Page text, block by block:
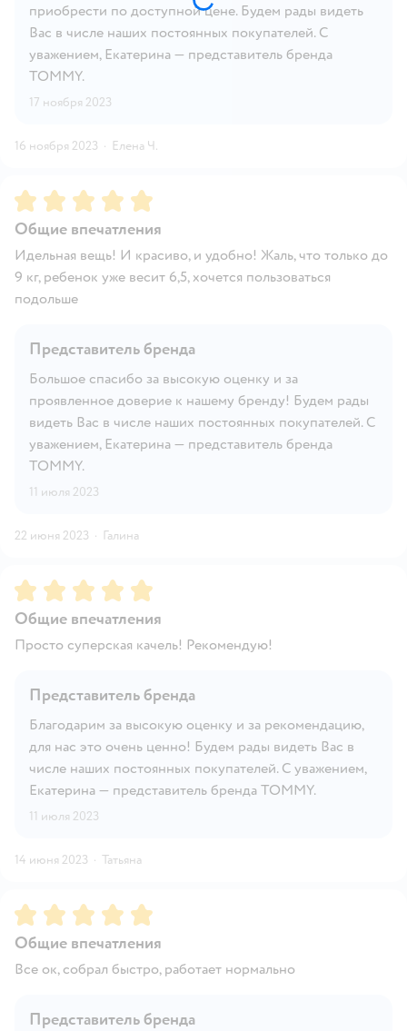
приобрести по доступной цене. Будем рады видеть
Вас в числе наших постоянных покупателей. С
уважением, Екатерина — представитель бренда
TOMMY.
17 ноября 2023
16 ноября 2023 · Елена Ч.
Рейтинг:5
Общие впечатления
Идельная вещь! И красиво, и удобно! Жаль, что только до
9 кг, ребенок уже весит 6,5, хочется пользоваться
подольше
Представитель бренда
Большое спасибо за высокую оценку и за
проявленное доверие к нашему бренду! Будем рады
видеть Вас в числе наших постоянных покупателей. С
уважением, Екатерина — представитель бренда
TOMMY.
11 июля 2023
22 июня 2023 · Галина
Рейтинг:5
Общие впечатления
Просто суперская качель! Рекомендую!
Представитель бренда
Благодарим за высокую оценку и за рекомендацию,
для нас это очень ценно! Будем рады видеть Вас в
числе наших постоянных покупателей. С уважением,
Екатерина — представитель бренда TOMMY.
11 июля 2023
14 июня 2023 · Татьяна
Рейтинг:5
Общие впечатления
Все ок, собрал быстро, работает нормально
Представитель бренда